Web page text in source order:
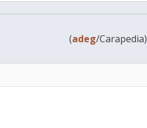
(adeg/Carapedia)